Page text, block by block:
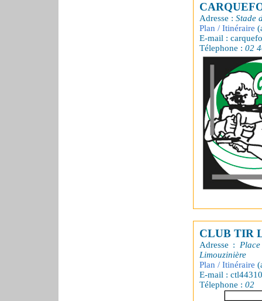
Adresse : Stade
Plan / Itinéraire
E-mail :
Télephone : 02
CLUB TIR
Adresse :
Limouzinière
Plan / Itinéraire
E-mail :
Télephone : 02